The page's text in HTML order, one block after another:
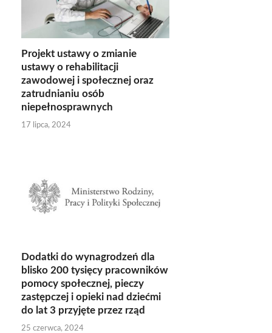
Projekt ustawy o zmianie
ustawy o rehabilitacji
zawodowej i społecznej oraz
zatrudnianiu osób
niepełnosprawnych
17 lipca, 2024
Dodatki do wynagrodzeń dla
blisko 200 tysięcy pracowników
pomocy społecznej, pieczy
zastępczej i opieki nad dziećmi
do lat 3 przyjęte przez rząd
25 czerwca, 2024